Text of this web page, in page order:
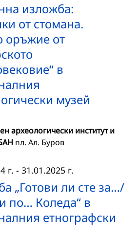
изложба:
от стомана.
оръжие от
в
музей
археологически институт и
пл. Ал. Буров
„Готови ли сте за…/
по… Коледа“ в
етнографски
г. - 31.01.2025 г.